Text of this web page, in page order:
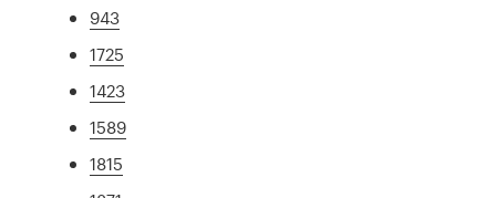
943
1725
1423
1589
1815